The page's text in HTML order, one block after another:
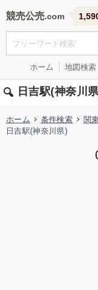
競売公売
ホーム 地図検索
日吉駅(神奈川
ホーム 条件検索 関
日吉駅(神奈川県)